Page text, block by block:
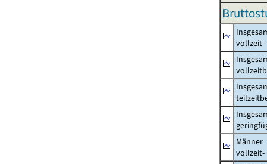
vollzeit-
Männer
vollzeit-